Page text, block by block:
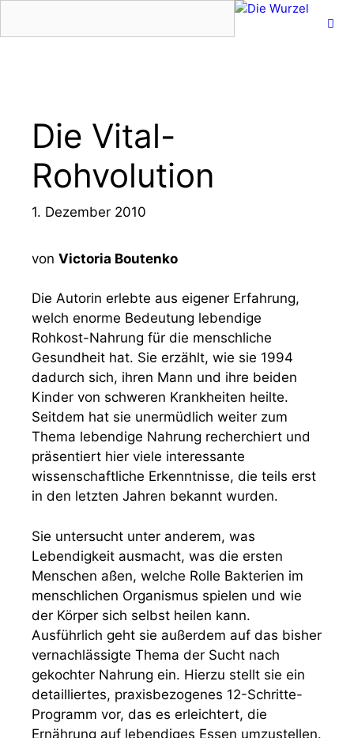
Die Vital-
Rohvolution
1. Dezember 2010
von Victoria Boutenko
Die Autorin erlebte aus eigener Erfahrung,
welch enorme Bedeutung lebendige
Rohkost-Nahrung für die menschliche
Gesundheit hat. Sie erzählt, wie sie 1994
dadurch sich, ihren Mann und ihre beiden
Kinder von schweren Krankheiten heilte.
Seitdem hat sie unermüdlich weiter zum
Thema lebendige Nahrung recherchiert und
präsentiert hier viele interessante
wissenschaftliche Erkenntnisse, die teils erst
in den letzten Jahren bekannt wurden.
Sie untersucht unter anderem, was
Lebendigkeit ausmacht, was die ersten
Menschen aßen, welche Rolle Bakterien im
menschlichen Organismus spielen und wie
der Körper sich selbst heilen kann.
Ausführlich geht sie außerdem auf das bisher
vernachlässigte Thema der Sucht nach
gekochter Nahrung ein. Hierzu stellt sie ein
detailliertes, praxisbezogenes 12-Schritte-
Programm vor, das es erleichtert, die
Ernährung auf lebendiges Essen umzustellen.